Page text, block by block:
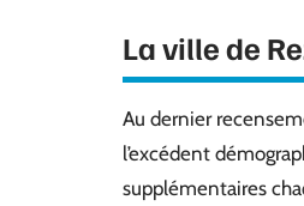
La ville de
Au dernier
l’excédent
supplémentaires